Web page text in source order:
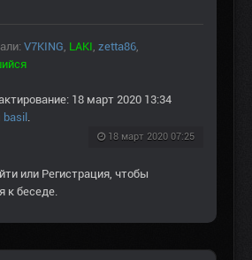
V7KING, LAKI, zetta86,
18 март 2020 13:34
basil .
18 март 2020 07:25
или Регистрация, чтобы
к беседе.